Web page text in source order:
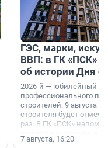
ГЭС, марки,
ВВП: в ГК «ПСК»
об истории Дня
2026-й — юбилейный
профессионального
строителей. 9 августа
строителя будет
раз. В ГК «ПСК»
поменялась роль
7 августа, 16:20